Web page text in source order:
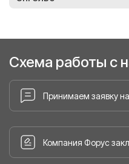
Схема работы с
Принимаем заявку
Компания Форус